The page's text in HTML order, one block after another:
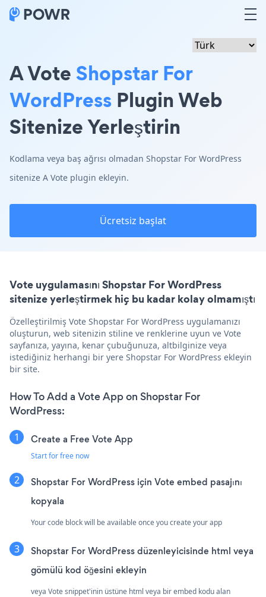
A VoteShopstar For
WordPress Plugin Web
Sitenize Yerleştirin
Kodlama veya baş ağrısı olmadan Shopstar For WordPress
sitenize A Vote plugin ekleyin.
Ücretsiz başlat
Vote uygulamasını Shopstar For WordPress
sitenize yerleştirmek hiç bu kadar kolay olmamıştı
Özelleştirilmiş Vote Shopstar For WordPress uygulamanızı
oluşturun, web sitenizin stiline ve renklerine uyun ve Vote
sayfanıza, yayına, kenar çubuğunuza, altbilginize veya
istediğiniz herhangi bir yere Shopstar For WordPress ekleyin
bir site.
How To Add a Vote App on Shopstar For
WordPress:
Create a Free Vote App
Start for free now
Shopstar For WordPress için Vote embed pasajını
kopyala
Your code block will be available once you create your app
Shopstar For WordPress düzenleyicisinde html veya
gömülü kod öğesini ekleyin
veya Vote snippet'inin üstüne html veya bir embed kodu alan